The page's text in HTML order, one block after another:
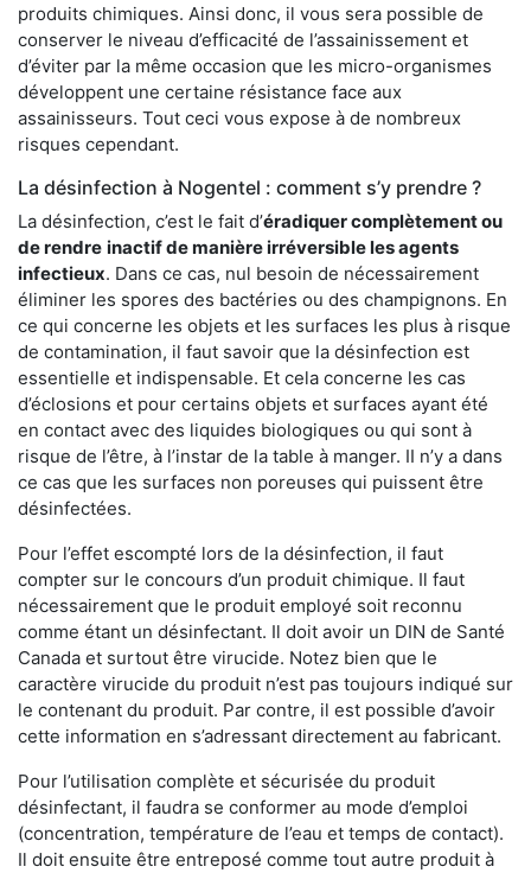
produits chimiques. Ainsi donc, il vous sera possible de
conserver le niveau d’efficacité de l’assainissement et
d’éviter par la même occasion que les micro-organismes
développent une certaine résistance face aux
assainisseurs. Tout ceci vous expose à de nombreux
risques cependant.
La désinfection à Nogentel : comment s’y prendre ?
La désinfection, c’est le fait d’éradiquer complètement ou
de rendre inactif de manière irréversible les agents
infectieux. Dans ce cas, nul besoin de nécessairement
éliminer les spores des bactéries ou des champignons. En
ce qui concerne les objets et les surfaces les plus à risque
de contamination, il faut savoir que la désinfection est
essentielle et indispensable. Et cela concerne les cas
d’éclosions et pour certains objets et surfaces ayant été
en contact avec des liquides biologiques ou qui sont à
risque de l’être, à l’instar de la table à manger. II n’y a dans
ce cas que les surfaces non poreuses qui puissent être
désinfectées.
Pour l’effet escompté lors de la désinfection, il faut
compter sur le concours d’un produit chimique. Il faut
nécessairement que le produit employé soit reconnu
comme étant un désinfectant. Il doit avoir un DIN de Santé
Canada et surtout être virucide. Notez bien que le
caractère virucide du produit n’est pas toujours indiqué sur
le contenant du produit. Par contre, il est possible d’avoir
cette information en s’adressant directement au fabricant.
Pour l’utilisation complète et sécurisée du produit
désinfectant, il faudra se conformer au mode d’emploi
(concentration, température de l’eau et temps de contact).
Il doit ensuite être entreposé comme tout autre produit à